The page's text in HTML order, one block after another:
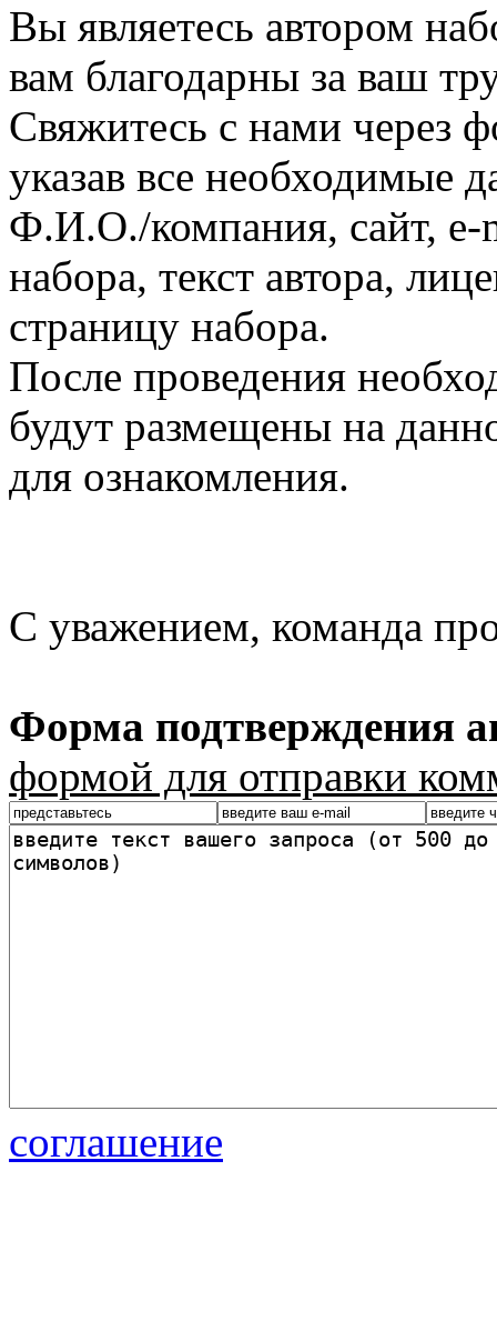
Вы являетесь автором
вам благодарны за ваш
Свяжитесь с нами через
указав все необходимые
Ф.И.О./компания, сайт, e-
набора, текст автора,
страницу набора.
После проведения
будут размещены на
для ознакомления.
С уважением, команда
Форма подтверждения
формой для отправки
соглашение